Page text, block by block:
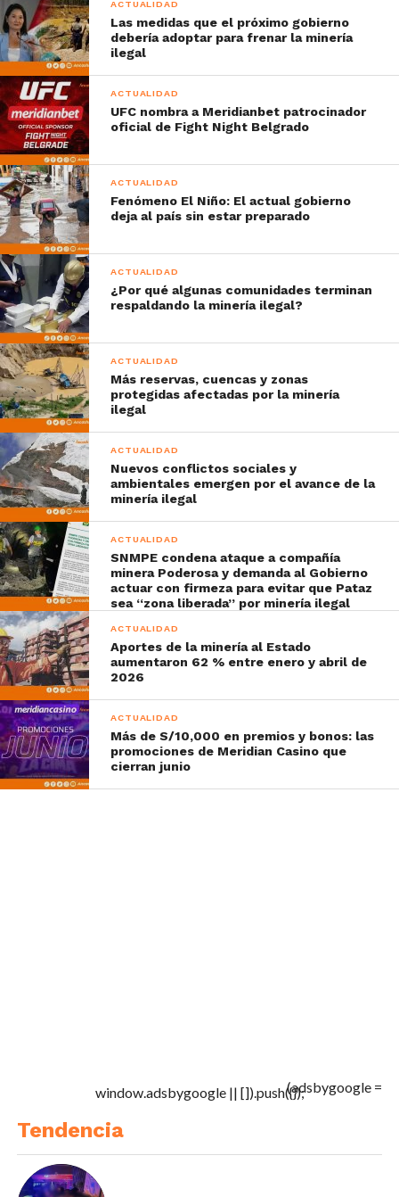
ACTUALIDAD
Las medidas que el próximo gobierno
debería adoptar para frenar la minería
ilegal
ACTUALIDAD
UFC nombra a Meridianbet patrocinador
oficial de Fight Night Belgrado
ACTUALIDAD
Fenómeno El Niño: El actual gobierno
deja al país sin estar preparado
ACTUALIDAD
¿Por qué algunas comunidades terminan
respaldando la minería ilegal?
ACTUALIDAD
Más reservas, cuencas y zonas
protegidas afectadas por la minería
ilegal
ACTUALIDAD
Nuevos conflictos sociales y
ambientales emergen por el avance de la
minería ilegal
ACTUALIDAD
SNMPE condena ataque a compañía
minera Poderosa y demanda al Gobierno
actuar con firmeza para evitar que Pataz
sea “zona liberada” por minería ilegal
ACTUALIDAD
Aportes de la minería al Estado
aumentaron 62 % entre enero y abril de
2026
ACTUALIDAD
Más de S/10,000 en premios y bonos: las
promociones de Meridian Casino que
cierran junio
(adsbygoogle =
window.adsbygoogle || []).push({});
Tendencia